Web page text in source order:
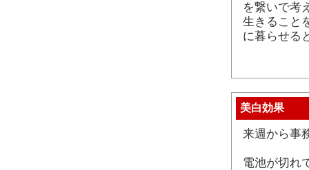
を繋いで考
生きること
に暮らせる
美白効果
来週から事
電池が切れ